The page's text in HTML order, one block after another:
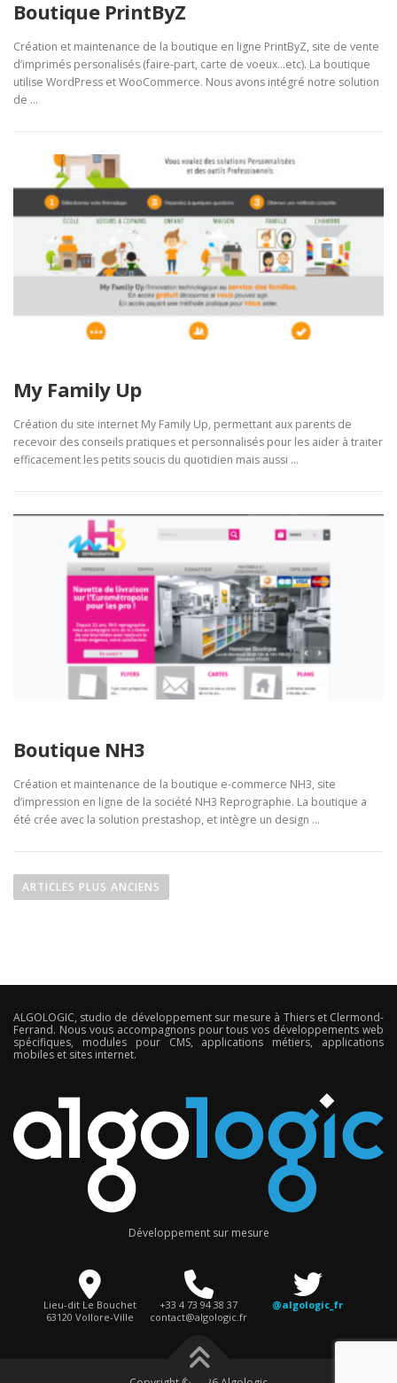
Boutique PrintByZ
Création et maintenance de la boutique en ligne PrintByZ, site de vente
d’imprimés personalisés (faire-part, carte de voeux…etc). La boutique
utilise WordPress et WooCommerce. Nous avons intégré notre solution
de …
My Family Up
Création du site internet My Family Up, permettant aux parents de
recevoir des conseils pratiques et personnalisés pour les aider à traiter
efficacement les petits soucis du quotidien mais aussi …
Boutique NH3
Création et maintenance de la boutique e-commerce NH3, site
d’impression en ligne de la société NH3 Reprographie. La boutique a
été crée avec la solution prestashop, et intègre un design …
a
i
o
e
s
a
ARTICLES PLUS ANCIENS
ALGOLOGIC, studio de développement sur mesure à Thiers et Clermond-
Ferrand. Nous vous accompagnons pour tous vos développements web
spécifiques, modules pour CMS, applications métiers, applications
mobiles et sites internet.
Développement sur mesure
Lieu-dit Le Bouchet
63120 Vollore-Ville
+33 4 73 94 38 37
contact@algologic.fr
@algologic_fr